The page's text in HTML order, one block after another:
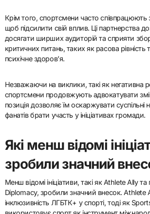
ініціативи соціальної справедливості. Їхній
залученню громади та надихає колективні дії.
Багато спортсменів використовують
комунікації повідомлень солідарності,
під час пандемії COVID-19 спортсмени
заходи охорони здоров’я та підтримували
передовій.
щоб підсилити свій вплив. Ці партнерства
досягати ширших аудиторій та сприяти
критичних питань, таких як расова рівність
психічне здоров’я.
Незважаючи на виклики, такі як негативна
спортсмени продовжують адвокатувати